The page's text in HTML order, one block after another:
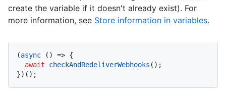
create the variable if it doesn't already exist). For
more information, see Store information in variables.
(async () => {
await
checkAndRedeliverWebhooks ();
})();